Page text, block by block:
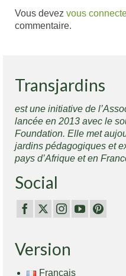
Vous devez vous
commentaire.
Transjardins
est une initiative de
lancée en 2013 avec le
Foundation. Elle met
jardins pédagogiques et
pays d’Afrique et en
Social
Version
Français